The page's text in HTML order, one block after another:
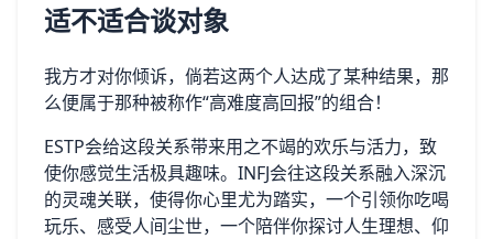
适不适合谈对象
我方才对你倾诉，倘若这两个人达成了某种结果，那
么便属于那种被称作“高难度高回报”的组合！
ESTP会给这段关系带来用之不竭的欢乐与活力，致
使你感觉生活极具趣味。INFJ会往这段关系融入深沉
的灵魂关联，使得你心里尤为踏实，一个引领你吃喝
玩乐、感受人间尘世，一个陪伴你探讨人生理想、仰